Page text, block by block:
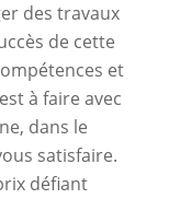
des travaux
de cette
et
à faire avec
dans le
satisfaire.
défiant